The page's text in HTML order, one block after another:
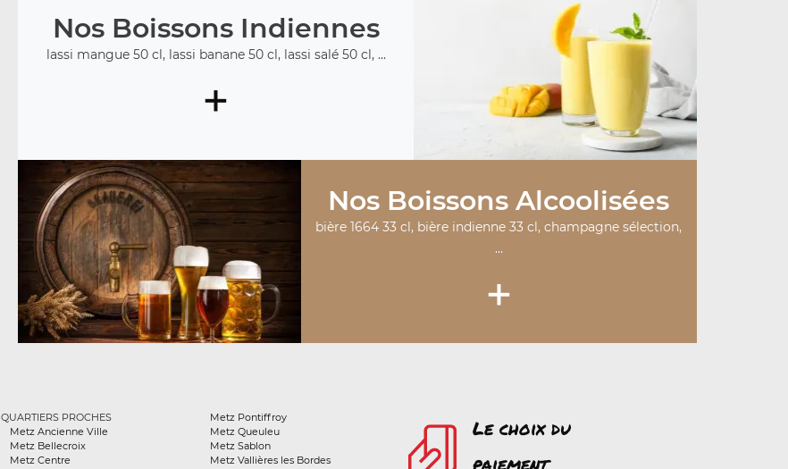
Nos Boissons Indiennes
lassi mangue 50 cl, lassi banane 50 cl, lassi salé 50 cl, ...
+
Nos Boissons Alcoolisées
bière 1664 33 cl, bière indienne 33 cl, champagne sélection,
...
+
QUARTIERS PROCHES
Metz Ancienne Ville
Metz Bellecroix
Metz Centre
Metz Pontiffroy
Metz Queuleu
Metz Sablon
Metz Vallières les Bordes
Le choix du
paiement